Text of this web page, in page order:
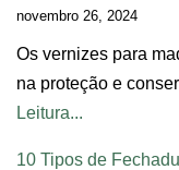
novembro 26, 2024
Os vernizes para
na proteção e
Leitura...
10 Tipos de